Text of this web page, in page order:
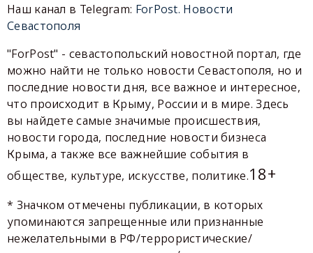
Наш канал в Telegram: ForPost. Новости
Севастополя
"ForPost" - севастопольский новостной портал, где
можно найти не только новости Севастополя, но и
последние новости дня, все важное и интересное,
что происходит в Крыму, России и в мире. Здесь
вы найдете самые значимые происшествия,
новости города, последние новости бизнеса
Крыма, а также все важнейшие события в
обществе, культуре, искусстве, политике.18+
* Значком отмечены публикации, в которых
упоминаются запрещенные или признанные
нежелательными в РФ/террористические/